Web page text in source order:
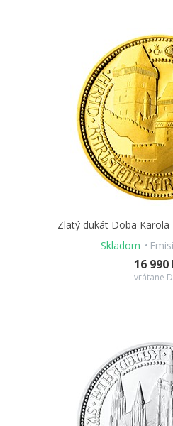
Zlatý dukát Doba
Skladom
16 990
vrátane